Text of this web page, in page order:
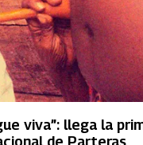
viva”: llega la
de Parteras